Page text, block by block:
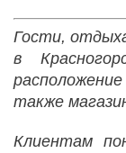
Гости,
в
также
Клиентам